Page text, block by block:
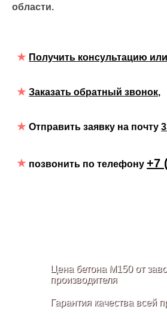
области.
Получить консультацию
Заказать обратный звонок,
Отправить заявку на почту
позвонить по телефону+7
Цена бетона M150 от
производителя
Гарантия качества всей